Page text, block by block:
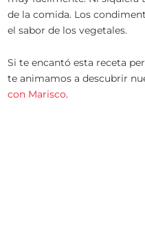
de la comida. Los
el sabor de los vegetales.
Si te encantó esta receta
te animamos a descubrir
con Marisco.